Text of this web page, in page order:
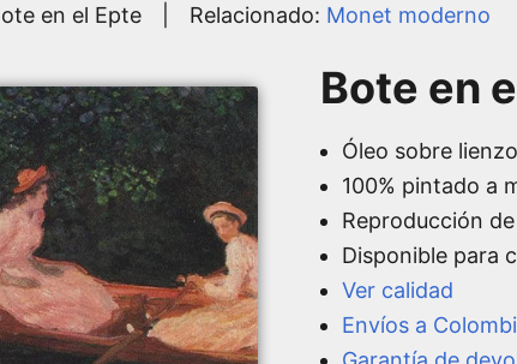
en el Epte Relacionado: Monet moderno
Bote en
Óleo sobre
100% pintado a
Reproducción
Disponible para
Ver calidad
Envíos a